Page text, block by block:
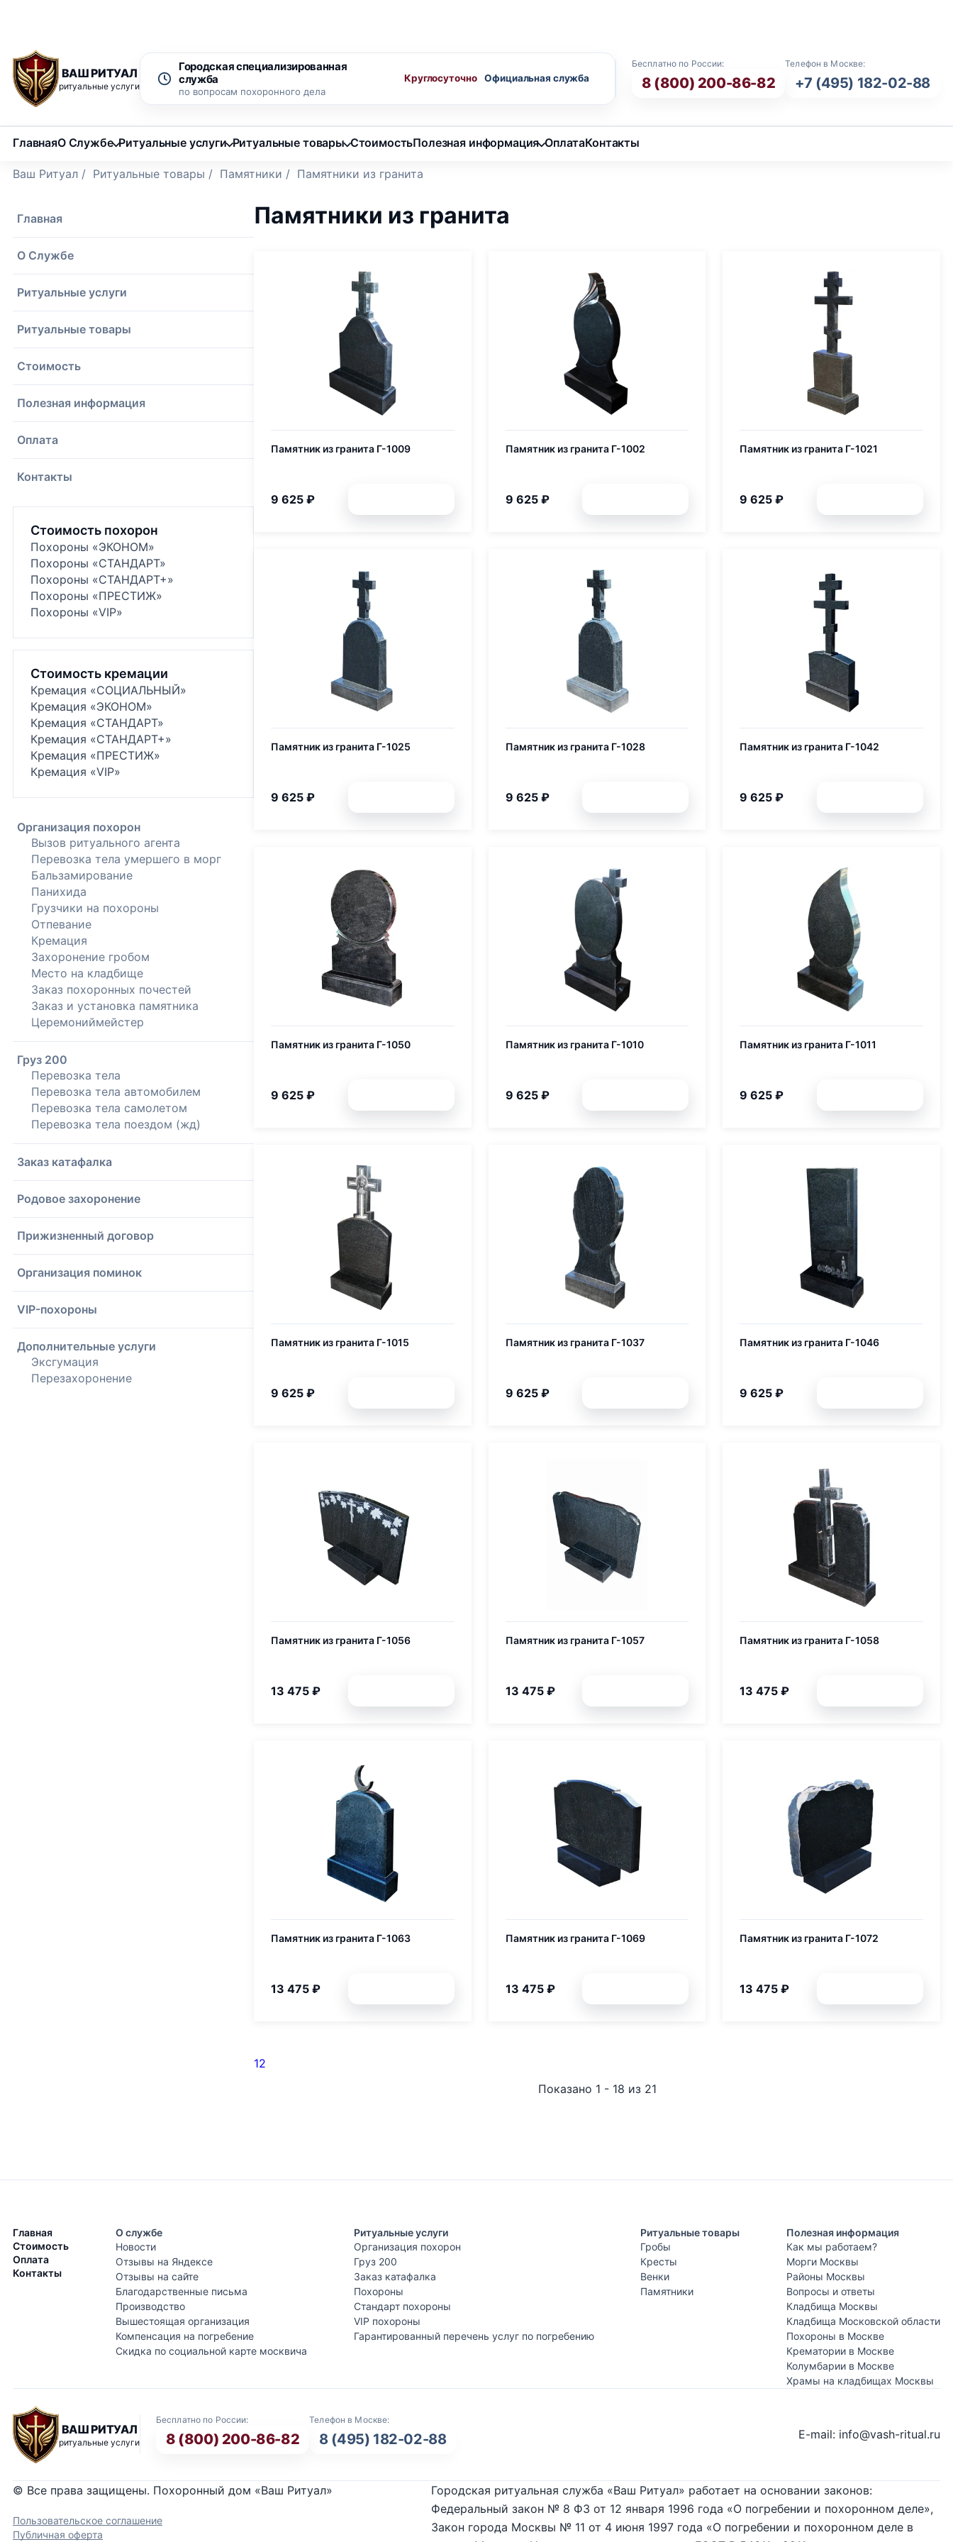
ВАШ РИТУАЛ
ритуальные услуги
Бесплатно по России:
8 (800) 200-86-82
Телефон в Москве:
+7 (495) 182-02-88
Городская специализированная
служба
по вопросам похоронного дела
Круглосуточно
ГлавнаяО Службе Ритуальные услуги Ритуальные товары СтоимостьПолезная информация ОплатаКонтакты
Ваш Ритуал / Ритуальные товары / Памятники / Памятники из гранита
Главная
О Службе
Ритуальные услуги
Ритуальные товары
Стоимость
Полезная информация
Оплата
Контакты
Стоимость похорон
Похороны «ЭКОНОМ»
Похороны «СТАНДАРТ»
Похороны «СТАНДАРТ+»
Похороны «ПРЕСТИЖ»
Похороны «VIP»
Стоимость кремации
Кремация «СОЦИАЛЬНЫЙ»
Кремация «ЭКОНОМ»
Кремация «СТАНДАРТ»
Кремация «СТАНДАРТ+»
Кремация «ПРЕСТИЖ»
Кремация «VIP»
Организация похорон
Вызов ритуального агента
Перевозка тела умершего в морг
Бальзамирование
Панихида
Грузчики на похороны
Отпевание
Кремация
Захоронение гробом
Место на кладбище
Заказ похоронных почестей
Заказ и установка памятника
Церемониймейстер
Груз 200
Перевозка тела
Перевозка тела автомобилем
Перевозка тела самолетом
Перевозка тела поездом (жд)
Заказ катафалка
Родовое захоронение
Прижизненный договор
Организация поминок
VIP-похороны
Дополнительные услуги
Эксгумация
Перезахоронение
Памятники из гранита
Памятник из гранита Г-1009
9 625 ₽
Памятник из гранита Г-1002
9 625 ₽
Памятник из гранита Г-1021
9 625 ₽
Памятник из гранита Г-1025
9 625 ₽
Памятник из гранита Г-1028
9 625 ₽
Памятник из гранита Г-1042
9 625 ₽
Памятник из гранита Г-1050
9 625 ₽
Памятник из гранита Г-1010
9 625 ₽
Памятник из гранита Г-1011
9 625 ₽
Памятник из гранита Г-1015
9 625 ₽
Памятник из гранита Г-1037
9 625 ₽
Памятник из гранита Г-1046
9 625 ₽
Памятник из гранита Г-1056
13 475 ₽
Памятник из гранита Г-1057
13 475 ₽
Памятник из гранита Г-1058
13 475 ₽
Памятник из гранита Г-1063
13 475 ₽
Памятник из гранита Г-1069
13 475 ₽
Памятник из гранита Г-1072
13 475 ₽
12
Показано 1 - 18 из 21
Главная
Стоимость
Оплата
Контакты
О службе
Новости
Отзывы на Яндексе
Отзывы на сайте
Благодарственные письма
Производство
Вышестоящая организация
Компенсация на погребение
Скидка по социальной карте москвича
Ритуальные услуги
Организация похорон
Груз 200
Заказ катафалка
Похороны
Стандарт похороны
VIP похороны
Гарантированный перечень услуг по погребению
Ритуальные товары
Гробы
Кресты
Венки
Памятники
Полезная информация
Как мы работаем?
Морги Москвы
Районы Москвы
Вопросы и ответы
Кладбища Москвы
Кладбища Московской области
Похороны в Москве
Крематории в Москве
Колумбарии в Москве
Храмы на кладбищах Москвы
ВАШ РИТУАЛ
ритуальные услуги
Бесплатно по России:
8 (800) 200-86-82
Телефон в Москве:
8 (495) 182-02-88 E-mail: info@vash-ritual.ru
© Все права защищены. Похоронный дом «Ваш Ритуал»
Пользовательское соглашение
Публичная оферта
Городская ритуальная служба «Ваш Ритуал» работает на основании законов:
Федеральный закон № 8 ФЗ от 12 января 1996 года «О погребении и похоронном деле»,
Закон города Москвы № 11 от 4 июня 1997 года «О погребении и похоронном деле в